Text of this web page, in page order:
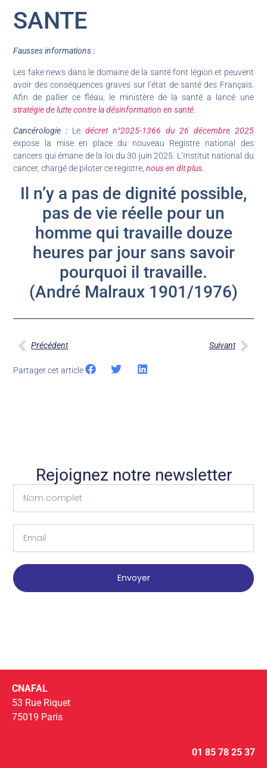
SANTE
Fausses informations :
Les fake news dans le domaine de la santé font légion et peuvent
avoir des conséquences graves sur l’état de santé des Français.
Afin de pallier ce fléau, le ministère de la santé a lancé une
stratégie de lutte contre la désinformation en santé
Cancérologie : Ledécret n°2025-1366 du 26 décembre 2025
expose la mise en place du nouveau Registre national des
cancers qui émane de la loi du 30 juin 2025. L’Institut national du
cancer, chargé de piloter ce registre,nous en dit plus.
Il n’y a pas de dignité possible,
pas de vie réelle pour un
homme qui travaille douze
heures par jour sans savoir
pourquoi il travaille.
(André Malraux 1901/1976)
Précédent Suivant
Partager cet article
Rejoignez notre newsletter
Envoyer
CNAFAL
53 Rue Riquet
75019 Paris
01 85 78 25 37